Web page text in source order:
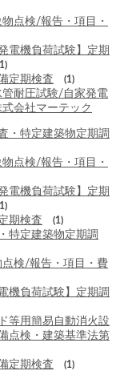
点検/報告・項目・
機負荷試験】定期
定期検査 (1)
耐圧試験/自家発電
会社マーテック
・特定建築物定期調
点検/報告・項目・
機負荷試験】定期
期検査 (1)
特定建築物定期調
検/報告・項目・費
負荷試験】定期調
等用簡易自動消火設
点検・建築基準法第
定期検査 (1)